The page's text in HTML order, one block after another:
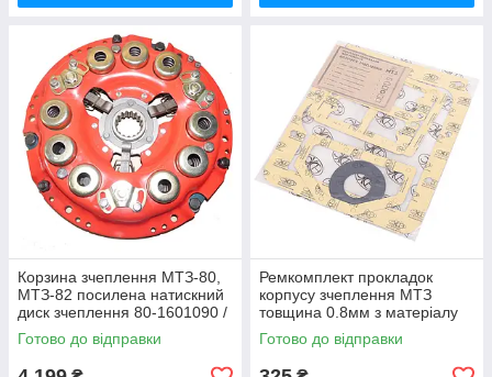
Корзина зчеплення МТЗ-80,
МТЗ-82 посилена натискний
диск зчеплення 80-1601090 /
80-1601090-А
Готово до відправки
Ремкомплект прокладок
корпусу зчеплення МТЗ
товщина 0.8мм з матеріалу
AEROFLEX-231 (вир-во
Україна) Р/к прокладок
Готово до відправки